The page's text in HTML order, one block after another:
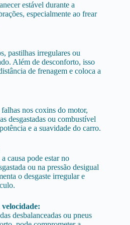
estável durante a
especialmente ao frear
pastilhas irregulares ou
Além de desconforto, isso
de frenagem e coloca a
nos coxins do motor,
desgastadas ou combustível
e a suavidade do carro.
causa pode estar no
ou na pressão desigual
o desgaste irregular e
desbalanceadas ou pneus